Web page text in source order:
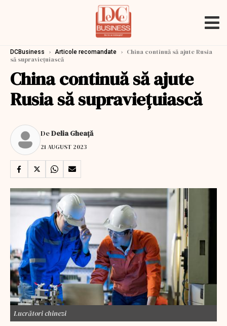
DCBusiness › Articole recomandate › China continuă să ajute Rusia
să supraviețuiască
China continuă să ajute
Rusia să supraviețuiască
DeDelia Gheață
21 AUGUST 2023
Lucrători chinezi